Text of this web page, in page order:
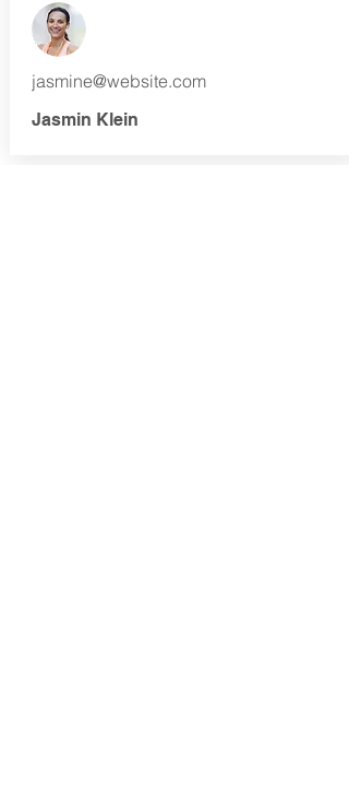
jasmine@website.com
Jasmin Klein